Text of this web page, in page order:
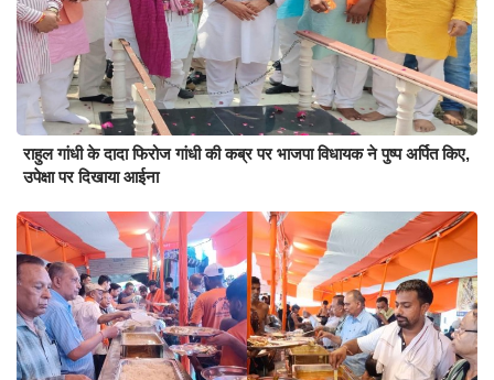
राहुल गांधी के दादा फिरोज गांधी की कब्र पर भाजपा विधायक ने पुष्प अर्पित किए,
उपेक्षा पर दिखाया आईना